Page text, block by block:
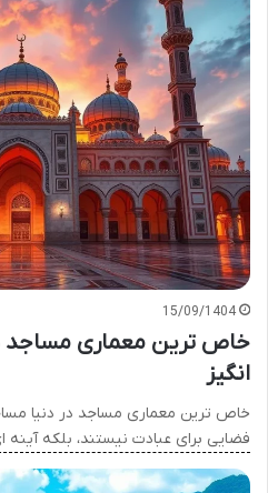
15/09/1404
انگیز
خاص ترین معماری مساجد در دنیا
فضایی برای عبادت نیستند، بلکه آینه